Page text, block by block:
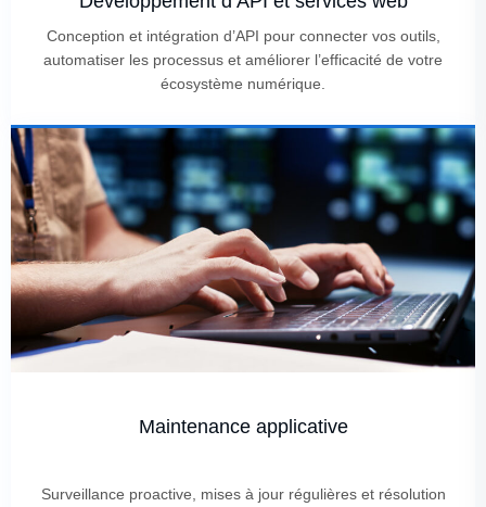
Conception et intégration d’API pour connecter vos outils,
automatiser les processus et améliorer l’efficacité de votre
écosystème numérique.
Maintenance applicative
Surveillance proactive, mises à jour régulières et résolution